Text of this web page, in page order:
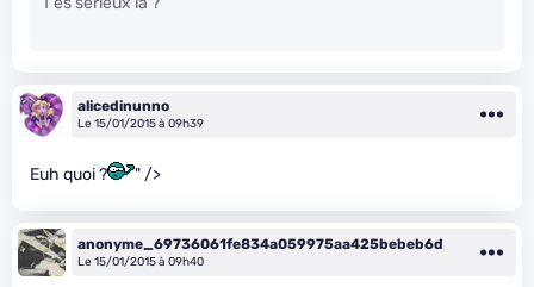
alicedinunno
Le 15/01/2015 à 09h39
Euh quoi ? " />
anonyme_69736061fe834a059975aa425bebeb6d
Le 15/01/2015 à 09h40